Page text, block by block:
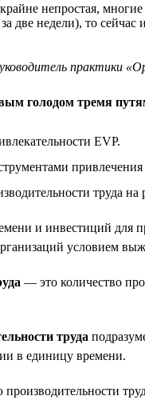
непростая,
две недели), то
практики
голодом тремя
EVP.
привлечения
труда на
и инвестиций для
условием
— это количество
труда
в единицу времени.